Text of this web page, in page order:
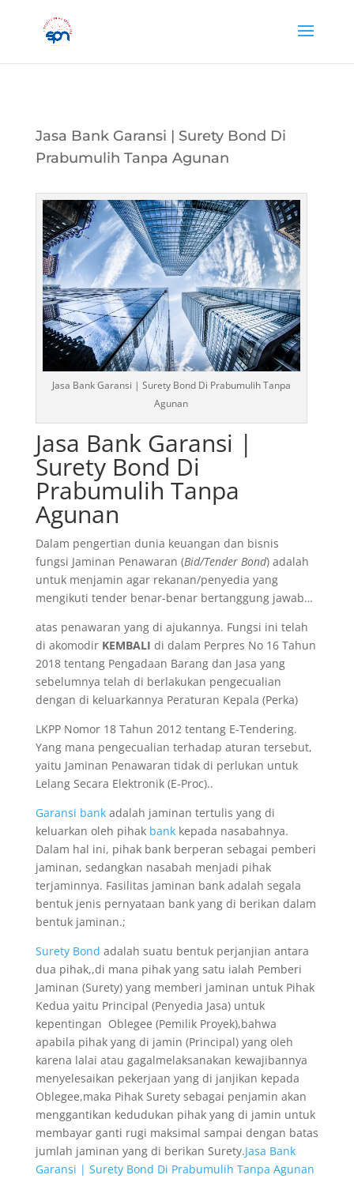
Jasa Bank Garansi | Surety Bond Di
Prabumulih Tanpa Agunan
Jasa Bank Garansi | Surety Bond Di Prabumulih Tanpa
Agunan
Jasa Bank Garansi |
Surety Bond Di
Prabumulih Tanpa
Agunan
Dalam pengertian dunia keuangan dan bisnis
fungsi Jaminan Penawaran (Bid/Tender Bond) adalah
untuk menjamin agar rekanan/penyedia yang
mengikuti tender benar-benar bertanggung jawab…
atas penawaran yang di ajukannya. Fungsi ini telah
di akomodir KEMBALI di dalam Perpres No 16 Tahun
2018 tentang Pengadaan Barang dan Jasa yang
sebelumnya telah di berlakukan pengecualian
dengan di keluarkannya Peraturan Kepala (Perka)
LKPP Nomor 18 Tahun 2012 tentang E-Tendering.
Yang mana pengecualian terhadap aturan tersebut,
yaitu Jaminan Penawaran tidak di perlukan untuk
Lelang Secara Elektronik (E-Proc)..
Garansi bankadalah jaminan tertulis yang di
keluarkan oleh pihakbankkepada nasabahnya.
Dalam hal ini, pihak bank berperan sebagai pemberi
jaminan, sedangkan nasabah menjadi pihak
terjaminnya. Fasilitas jaminan bank adalah segala
bentuk jenis pernyataan bank yang di berikan dalam
bentuk jaminan.;
Surety Bond adalah suatu bentuk perjanjian antara
dua pihak,,di mana pihak yang satu ialah Pemberi
Jaminan (Surety) yang memberi jaminan untuk Pihak
Kedua yaitu Principal (Penyedia Jasa) untuk
kepentingan Oblegee (Pemilik Proyek),bahwa
apabila pihak yang di jamin (Principal) yang oleh
karena lalai atau gagalmelaksanakan kewajibannya
menyelesaikan pekerjaan yang di janjikan kepada
Oblegee,maka Pihak Surety sebagai penjamin akan
menggantikan kedudukan pihak yang di jamin untuk
membayar ganti rugi maksimal sampai dengan batas
jumlah jaminan yang di berikan Surety.Jasa Bank
Garansi | Surety Bond Di Prabumulih Tanpa Agunan